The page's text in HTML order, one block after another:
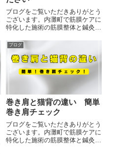
ブログをご覧いただきありがとう
ございます。内灘町で筋膜ケアに
特化した施術の筋膜整体と鍼灸を
足の後面にしびれがある方はこの
ツボを押してみてください。『金
門（きんもん）』「金」は「貴重
なもの」の例えで「門」は気血
ブログ
巻き肩と猫背の違い 簡単
巻き肩チェック
ブログをご覧いただきありがとう
ございます。内灘町で筋膜ケアに
特化した施術の筋膜整体と鍼灸を